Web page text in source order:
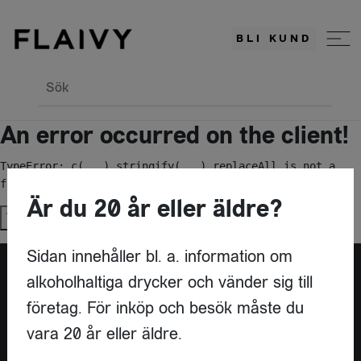
BLI KUND
Sök
An error occurred on the client!
TypeError: c(...).stringify(...).replaceAll is not a
function
Try again
Är du leverantör?
Är du 20 år eller äldre?
Sidan innehåller bl. a. information om
alkoholhaltiga drycker och vänder sig till
företag. För inköp och besök måste du
vara 20 år eller äldre.